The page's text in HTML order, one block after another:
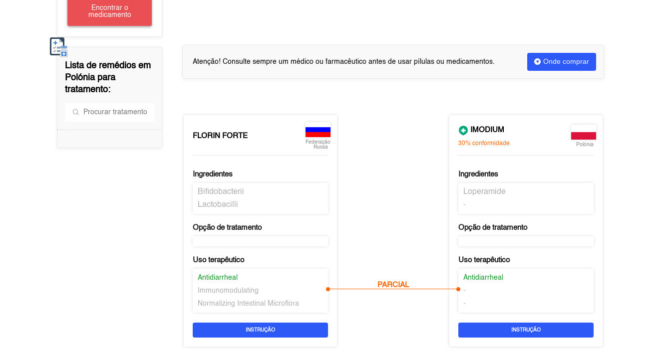
Encontrar o
medicamento
Lista de remédios em
Polóniapara
tratamento:
Atenção! Consulte sempre um médico ou farmacêutico antes de usar pílulas ou medicamentos. Onde comprar
FLORIN FORTE
Federação
Russa
Ingredientes
Bifidobacterii
Lactobacilli
Opção de tratamento
Uso terapêutico
Antidiarrheal
Immunomodulating
Normalizing Intestinal Microflora
INSTRUÇÃO
PARCIAL
IMODIUM
30% conformidade Polónia
Ingredientes
Loperamide
-
Opção de tratamento
Uso terapêutico
Antidiarrheal
-
-
INSTRUÇÃO